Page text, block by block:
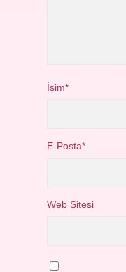
İsim*
E-Posta*
Web Sitesi